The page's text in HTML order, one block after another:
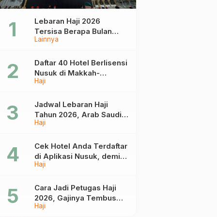
Lainnya
Lebaran Haji 2026
Tersisa Berapa Bulan
Lagi? Ini Jadwal Idul Fitri
Depan
Haji
Daftar 40 Hotel Berlisensi
Nusuk di Makkah-
Madinah, Calon Jemaah
Haji
Jadwal Lebaran Haji
Tahun 2026, Arab Saudi
Mulai Terima Jemaah
Haji
Cek Hotel Anda Terdaftar
di Aplikasi Nusuk, demi
Umrah yang Aman dan
Haji
Cara Jadi Petugas Haji
2026, Gajinya Tembus
Rp75 Juta!